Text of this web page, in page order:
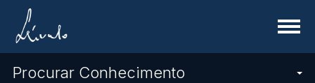
Menu
Procurar Conhecimento